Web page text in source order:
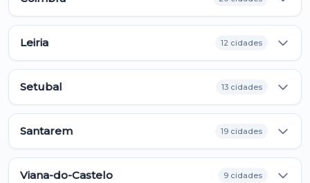
Leiria 12 cidades
Setubal 13 cidades
Santarem 19 cidades
Viana-do-Castelo 9 cidades